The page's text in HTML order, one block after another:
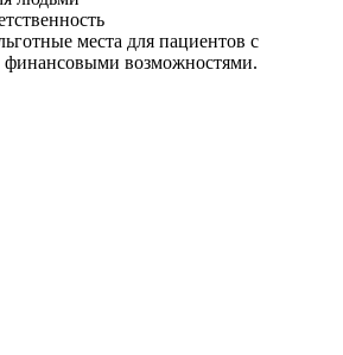
места для пациентов с
возможностями.